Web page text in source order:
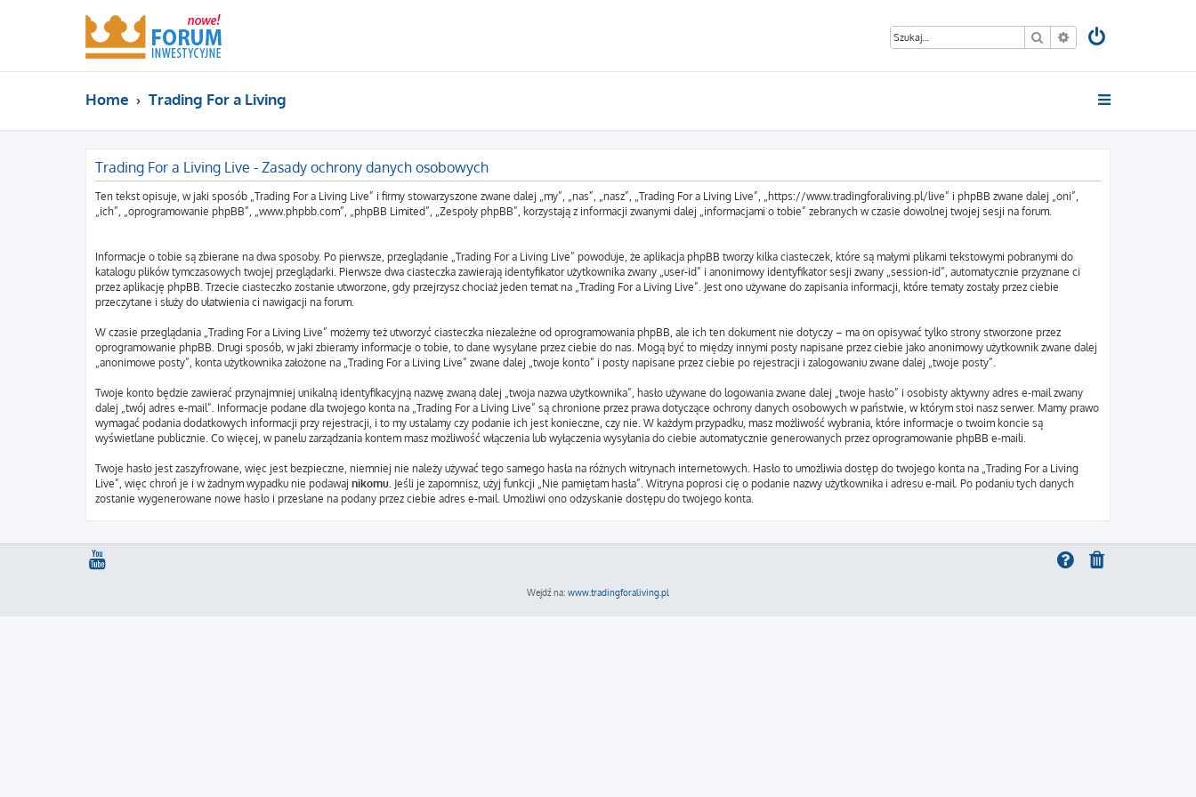
Szukaj Wyszukiwanie
Home Trading For a Living
Trading For a Living Live - Zasady ochrony danych osobowych
Ten tekst opisuje, w jaki sposób „Trading For a Living Live” i firmy stowarzyszone zwane dalej „my”, „nas”, „nasz”, „Trading For a Living Live”, „https://www.tradingforaliving.pl/live” i phpBB zwane dalej „oni”,
„ich”, „oprogramowanie phpBB”, „www.phpbb.com”, „phpBB Limited”, „Zespoły phpBB”, korzystają z informacji zwanymi dalej „informacjami o tobie” zebranych w czasie dowolnej twojej sesji na forum.
Informacje o tobie są zbierane na dwa sposoby. Po pierwsze, przeglądanie „Trading For a Living Live” powoduje, że aplikacja phpBB tworzy kilka ciasteczek, które są małymi plikami tekstowymi pobranymi do
katalogu plików tymczasowych twojej przeglądarki. Pierwsze dwa ciasteczka zawierają identyfikator użytkownika zwany „user-id” i anonimowy identyfikator sesji zwany „session-id”, automatycznie przyznane ci
przez aplikację phpBB. Trzecie ciasteczko zostanie utworzone, gdy przejrzysz chociaż jeden temat na „Trading For a Living Live”. Jest ono używane do zapisania informacji, które tematy zostały przez ciebie
przeczytane i służy do ułatwienia ci nawigacji na forum.
W czasie przeglądania „Trading For a Living Live” możemy też utworzyć ciasteczka niezależne od oprogramowania phpBB, ale ich ten dokument nie dotyczy – ma on opisywać tylko strony stworzone przez
oprogramowanie phpBB. Drugi sposób, w jaki zbieramy informacje o tobie, to dane wysyłane przez ciebie do nas. Mogą być to między innymi posty napisane przez ciebie jako anonimowy użytkownik zwane dalej
„anonimowe posty”, konta użytkownika założone na „Trading For a Living Live” zwane dalej „twoje konto” i posty napisane przez ciebie po rejestracji i zalogowaniu zwane dalej „twoje posty”.
Twoje konto będzie zawierać przynajmniej unikalną identyfikacyjną nazwę zwaną dalej „twoja nazwa użytkownika”, hasło używane do logowania zwane dalej „twoje hasło” i osobisty aktywny adres e-mail zwany
dalej „twój adres e-mail”. Informacje podane dla twojego konta na „Trading For a Living Live” są chronione przez prawa dotyczące ochrony danych osobowych w państwie, w którym stoi nasz serwer. Mamy prawo
wymagać podania dodatkowych informacji przy rejestracji, i to my ustalamy czy podanie ich jest konieczne, czy nie. W każdym przypadku, masz możliwość wybrania, które informacje o twoim koncie są
wyświetlane publicznie. Co więcej, w panelu zarządzania kontem masz możliwość włączenia lub wyłączenia wysyłania do ciebie automatycznie generowanych przez oprogramowanie phpBB e-maili.
Twoje hasło jest zaszyfrowane, więc jest bezpieczne, niemniej nie należy używać tego samego hasła na różnych witrynach internetowych. Hasło to umożliwia dostęp do twojego konta na „Trading For a Living
Live”, więc chroń je i w żadnym wypadku nie podawaj nikomu. Jeśli je zapomnisz, użyj funkcji „Nie pamiętam hasła”. Witryna poprosi cię o podanie nazwy użytkownika i adresu e-mail. Po podaniu tych danych
zostanie wygenerowane nowe hasło i przesłane na podany przez ciebie adres e-mail. Umożliwi ono odzyskanie dostępu do twojego konta.
Wejdź na: www.tradingforaliving.pl